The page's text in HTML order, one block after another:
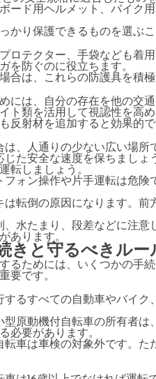
ード用ヘルメット、バイク
かり保護できるものを選ぶこ
ロテクター、手袋なども着用
を防ぐのに役立ちます。
合は、これらの防護具を積極
には、自分の存在を他の交
ト類を活用して視認性を高め
反射材を追加すると効果的で
は、人通りの少ない広い場所
じた安全な速度を保ちまし
転しましょう。
フォン操作や片手運転は危険
は転倒の原因になります。
、水たまり、段差などに注
あります。
きと守るべきルー
るためには、いくつかの手続
要です。
するすべての自動車やバイ
型原動機付自転車の所有者
必要があります。
転車は車検の対象外です。